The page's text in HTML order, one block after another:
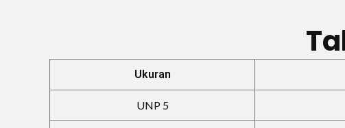
Ukuran
UNP 5